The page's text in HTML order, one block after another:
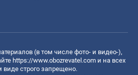
(в том числе фото- и видео-),
https://www.obozrevatel.com и на всех
строго запрещено.